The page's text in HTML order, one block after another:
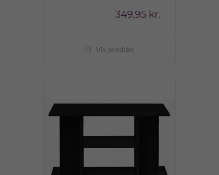
349,95 kr.
Vis produkt